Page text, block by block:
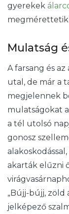
gyerekek
Mulatság
A farsang és
utal, de már a
megjelennek
mulatságokat
a tél utolsó
gonosz
akarták elűzni
„Bújj-bújj, zöld
jelképező